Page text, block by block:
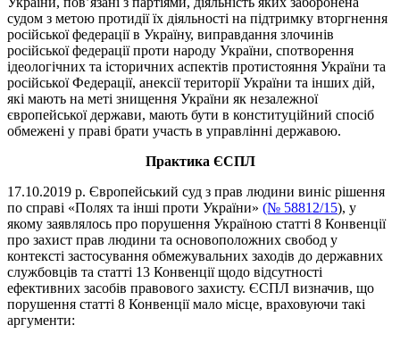
судом з метою протидії їх діяльності на підтримку вторгнення
російської федерації в Україну, виправдання злочинів
російської федерації проти народу України, спотворення
ідеологічних та історичних аспектів протистояння України та
російської Федерації, анексії території України та інших дій,
які мають на меті знищення України як незалежної
європейської держави, мають бути в конституційний спосіб
обмежені у праві брати участь в управлінні державою.
Практика ЄСПЛ
17.10.2019 р. Європейський суд з прав людини виніс рішення
по справі «Полях та інші проти України» (№ 58812/15), у
якому заявлялось про порушення Україною статті 8 Конвенції
про захист прав людини та основоположних свобод у
контексті застосування обмежувальних заходів до державних
службовців та статті 13 Конвенції щодо відсутності
ефективних засобів правового захисту. ЄСПЛ визначив, що
порушення статті 8 Конвенції мало місце, враховуючи такі
аргументи: